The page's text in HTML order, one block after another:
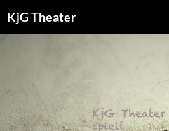
Inhalt
KjG Theater